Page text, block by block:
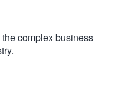
complex business